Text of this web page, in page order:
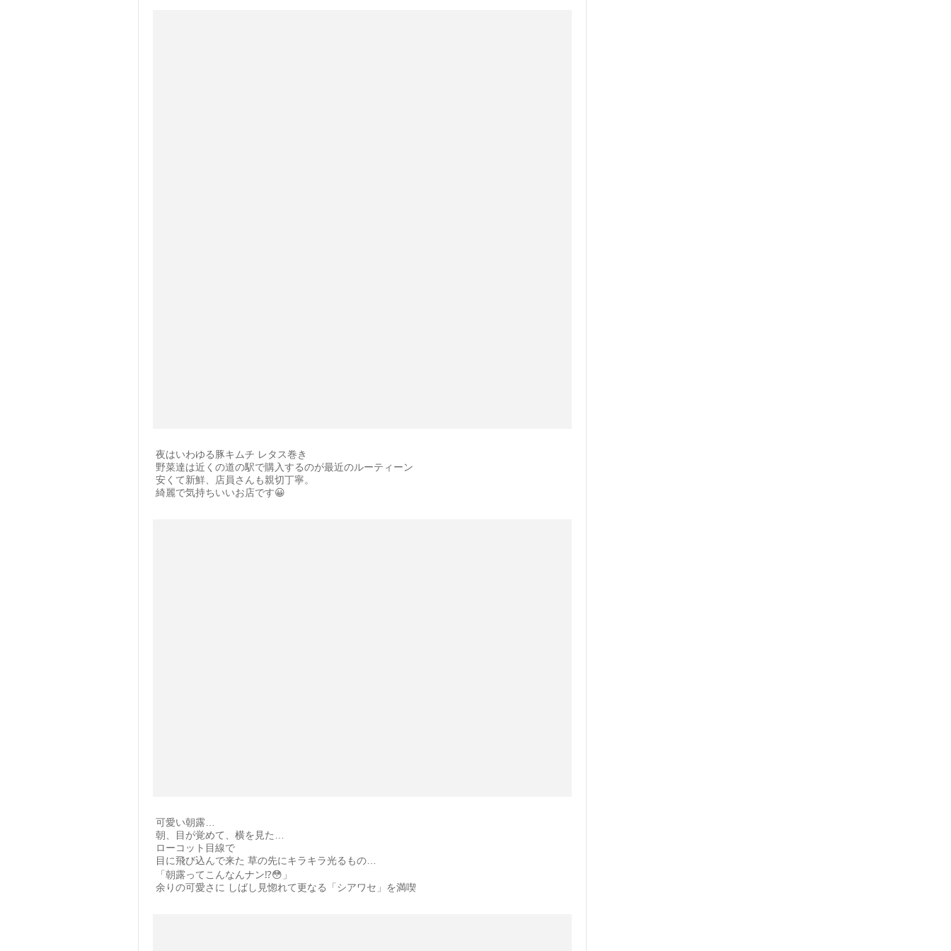
夜はいわゆる豚キムチ レタス巻き
野菜達は近くの道の駅で購入するのが最近のルーティーン
安くて新鮮、店員さんも親切丁寧。
綺麗で気持ちいいお店です😀
可愛い朝露…
朝、目が覚めて、横を見た…
ローコット目線で
目に飛び込んで来た 草の先にキラキラ光るもの…
「朝露ってこんなんナン⁉️😳」
余りの可愛さに しばし見惚れて更なる「シアワセ」を満喫